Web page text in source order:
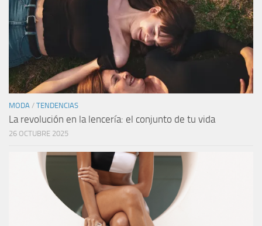
MODA / TENDENCIAS
La revolución en la lencería: el conjunto de tu vida
26 OCTUBRE 2025